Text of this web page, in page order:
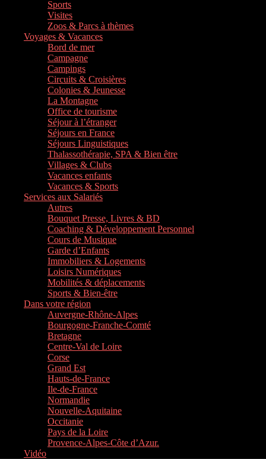
Sports
Visites
Zoos & Parcs à thèmes
Voyages & Vacances
Bord de mer
Campagne
Campings
Circuits & Croisières
Colonies & Jeunesse
La Montagne
Office de tourisme
Séjour à l’étranger
Séjours en France
Séjours Linguistiques
Thalassothérapie, SPA & Bien être
Villages & Clubs
Vacances enfants
Vacances & Sports
Services aux Salariés
Autres
Bouquet Presse, Livres & BD
Coaching & Développement Personnel
Cours de Musique
Garde d’Enfants
Immobiliers & Logements
Loisirs Numériques
Mobilités & déplacements
Sports & Bien-être
Dans votre région
Auvergne-Rhône-Alpes
Bourgogne-Franche-Comté
Bretagne
Centre-Val de Loire
Corse
Grand Est
Hauts-de-France
Ile-de-France
Normandie
Nouvelle-Aquitaine
Occitanie
Pays de la Loire
Provence-Alpes-Côte d’Azur.
Vidéo